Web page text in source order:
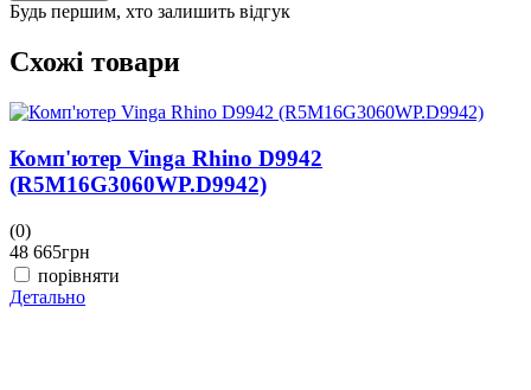
Будь першим, хто залишить відгук
Схожі товари
Комп'ютер Vinga Rhino D9942
(R5M16G3060WP.D9942)
(0)
48 665грн
порівняти
Детально